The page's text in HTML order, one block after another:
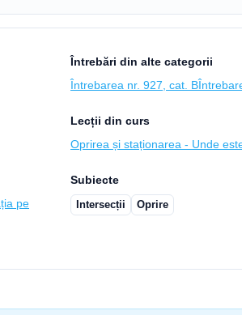
Întrebări din alte categorii
Întrebarea nr. 927, cat. B
Lecții din curs
Oprirea și staționarea - Unde
pe
Subiecte
Intersecții Oprire